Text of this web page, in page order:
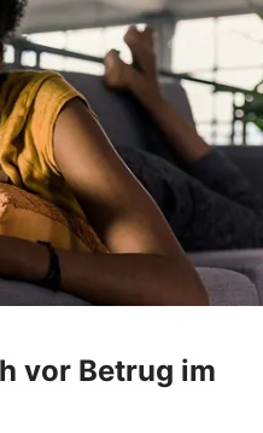
vor Betrug im